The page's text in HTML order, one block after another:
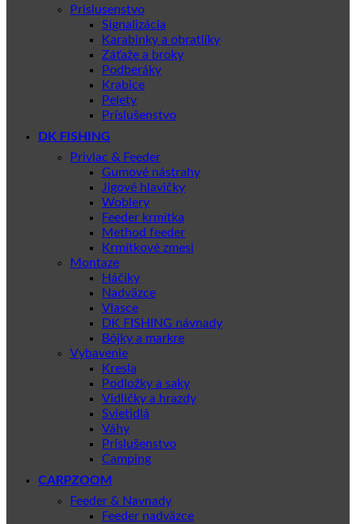
Prislusenstvo
Signalizácia
Karabinky a obratlíky
Záťaže a broky
Podberáky
Krabice
Pelety
Príslušenstvo
DK FISHING
Privlac & Feeder
Gumové nástrahy
Jigové hlavičky
Woblery
Feeder krmítka
Method feeder
Krmítkové zmesi
Montaze
Háčiky
Nadväzce
Vlasce
DK FISHING návnady
Bójky a markre
Vybavenie
Kresla
Podložky a saky
Vidličky a hrazdy
Svietidlá
Váhy
Príslušenstvo
Camping
CARPZOOM
Feeder & Navnady
Feeder nadväzce